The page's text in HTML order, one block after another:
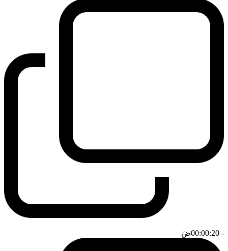
- 00:00:20 ضَ